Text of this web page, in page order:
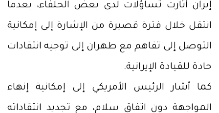
إيران أثارت تساؤلات لدى بعض الحلفاء، بعدما
انتقل خلال فترة قصيرة من الإشارة إلى إمكانية
التوصل إلى تفاهم مع طهران إلى توجيه انتقادات
حادة للقيادة الإيرانية.
كما أشار الرئيس الأمريكي إلى إمكانية إنهاء
المواجهة دون اتفاق سلام، مع تجديد انتقاداته